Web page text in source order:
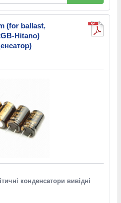
(for ballast,
Hitano)
конденсатори вивідні